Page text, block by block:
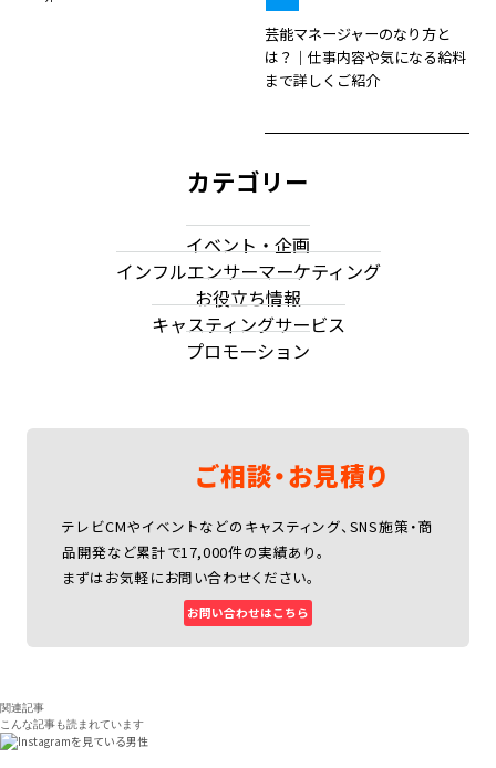
芸能マネージャーのなり方と
は？｜仕事内容や気になる給料
まで詳しくご紹介
カテゴリー
イベント・企画
インフルエンサーマーケティング
お役立ち情報
キャスティングサービス
プロモーション
ご相談・お見積り
テレビCMやイベントなどのキャスティング、SNS施策・商
品開発など累計で17,000件の実績あり。
まずはお気軽にお問い合わせください。
お問い合わせはこちら
関連記事
こんな記事も読まれています